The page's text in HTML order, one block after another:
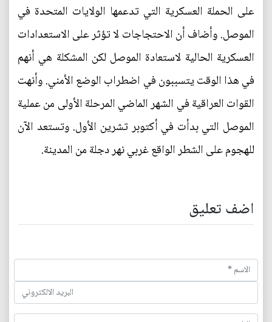
على الحملة العسكرية التي تدعمها الولايات المتحدة في
الموصل. وأضاف أن الاحتجاجات لا تؤثر على الاستعدادات
العسكرية الحالية لاستعادة الموصل لكن المشكلة هي أنهم
في هذا الوقت يتسببون في اضطراب الوضع الأمني. وأنهت
القوات العراقية في الشهر الماضي المرحلة الأولى من عملية
الموصل التي بدأت في أكتوبر تشرين الأول. وتستعد الآن
للهجوم على الشطر الواقع غربي نهر دجلة من المدينة.
اضف تعليق